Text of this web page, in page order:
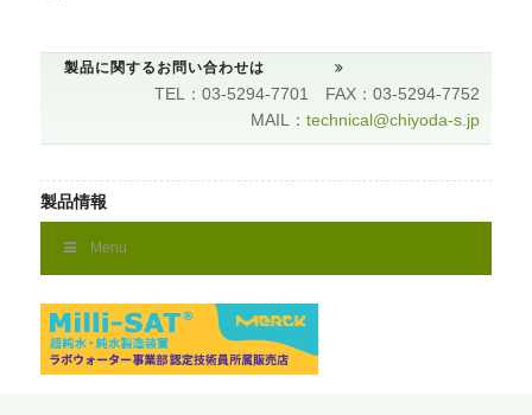
製品に関するお問い合わせは
TEL：03-5294-7701 FAX：03-5294-7752
MAIL：technical@chiyoda-s.jp
製品情報
Menu